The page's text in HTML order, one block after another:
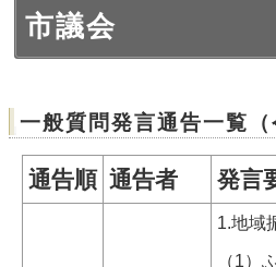
市議会
一般質問発言通告一覧（
通告順 通告者 発言
1.地域
（1）